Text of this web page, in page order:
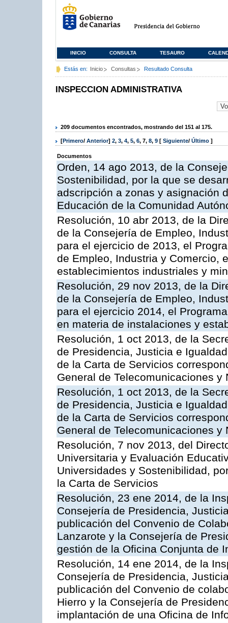
INICIO CONSULTA TESAURO
Estás en: Inicio Consultas Resultado Consulta
INSPECCION ADMINISTRATIVA
209 documentos encontrados, mostrando del 151 al 175.
[Primero/ Anterior] 2, 3, 4, 5, 6, 7, 8, 9 [ Siguiente/ Último ]
Documentos
Orden, 14 ago 2013, de la
Sostenibilidad, por la que se
adscripción a zonas y asignación
Educación de la Comunidad
Resolución, 10 abr 2013, de la
de la Consejería de Empleo,
para el ejercicio de 2013, el
de Empleo, Industria y Comercio,
establecimientos industriales y
Resolución, 29 nov 2013, de la
de la Consejería de Empleo,
para el ejercicio 2014, el
en materia de instalaciones y
Resolución, 1 oct 2013, de la
de Presidencia, Justicia e
de la Carta de Servicios
General de Telecomunicaciones y
Resolución, 1 oct 2013, de la
de Presidencia, Justicia e
de la Carta de Servicios
General de Telecomunicaciones y
Resolución, 7 nov 2013, del
Universitaria y Evaluación
Universidades y Sostenibilidad,
la Carta de Servicios
Resolución, 23 ene 2014, de la
Consejería de Presidencia,
publicación del Convenio de
Lanzarote y la Consejería de
gestión de la Oficina Conjunta de
Resolución, 14 ene 2014, de la
Consejería de Presidencia,
publicación del Convenio de
Hierro y la Consejería de
implantación de una Oficina de